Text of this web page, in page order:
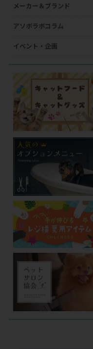
メーカー＆ブランド
アソボラボコラム
イベント・企画